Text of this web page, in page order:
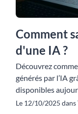
Comment
d'une IA ?
Découvrez
générés par l’IA
disponibles
Le 12/10/2025 dans